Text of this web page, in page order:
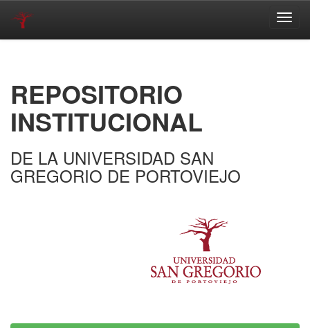
REPOSITORIO
INSTITUCIONAL
DE LA UNIVERSIDAD SAN
GREGORIO DE PORTOVIEJO